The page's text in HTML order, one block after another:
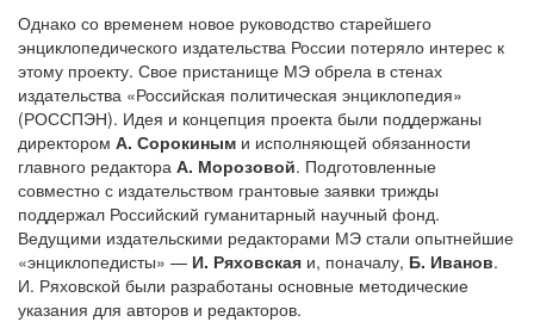
Однако со временем новое руководство старейшего
энциклопедического издательства России потеряло интерес к
этому проекту. Свое пристанище МЭ обрела в стенах
издательства «Российская политическая энциклопедия»
(РОССПЭН). Идея и концепция проекта были поддержаны
директором А. Сорокиным и исполняющей обязанности
главного редактора А. Морозовой. Подготовленные
совместно с издательством грантовые заявки трижды
поддержал Российский гуманитарный научный фонд.
Ведущими издательскими редакторами МЭ стали опытнейшие
«энциклопедисты» — И. Ряховская и, поначалу, Б. Иванов.
И. Ряховской были разработаны основные методические
указания для авторов и редакторов.